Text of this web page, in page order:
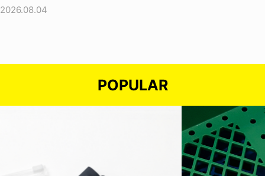
2026.08.04
POPULAR